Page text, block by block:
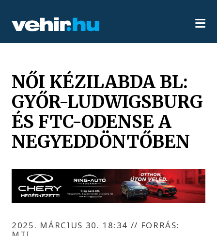
NŐI KÉZILABDA BL:
GYŐR-LUDWIGSBURG
ÉS FTC-ODENSE A
NEGYEDDÖNTŐBEN
2025. MÁRCIUS 30. 18:34 // FORRÁS: